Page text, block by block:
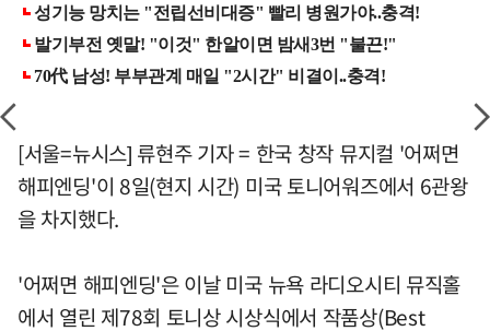
[서울=뉴시스] 류현주 기자 = 한국 창작 뮤지컬 '어쩌면
해피엔딩'이 8일(현지 시간) 미국 토니어워즈에서 6관왕
을 차지했다.
'어쩌면 해피엔딩'은 이날 미국 뉴욕 라디오시티 뮤직홀
에서 열린 제78회 토니상 시상식에서 작품상(Best